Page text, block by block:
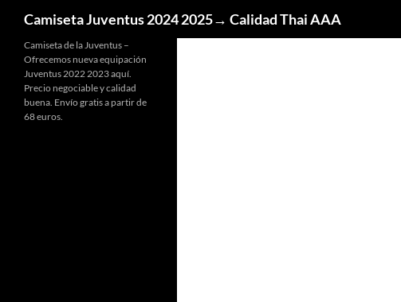
Camiseta Juventus 2024 2025→ Calidad Thai AAA
Camiseta de la Juventus –
Ofrecemos nueva equipación
Juventus 2022 2023 aquí.
Precio negociable y calidad
buena. Envío gratis a partir de
68 euros.